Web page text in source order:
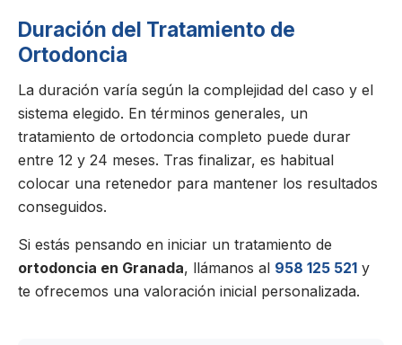
Duración del Tratamiento de
Ortodoncia
La duración varía según la complejidad del caso y el
sistema elegido. En términos generales, un
tratamiento de ortodoncia completo puede durar
entre 12 y 24 meses. Tras finalizar, es habitual
colocar una retenedor para mantener los resultados
conseguidos.
Si estás pensando en iniciar un tratamiento de
ortodoncia en Granada, llámanos al 958 125 521 y
te ofrecemos una valoración inicial personalizada.